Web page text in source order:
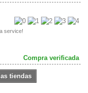
service!
Compra verificada
tiendas